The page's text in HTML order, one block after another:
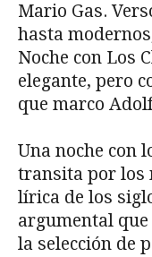
Mario Gas.
hasta
Noche con Los
elegante, pero
que marco
Una noche con
transita por los
lírica de los
argumental
la selección de